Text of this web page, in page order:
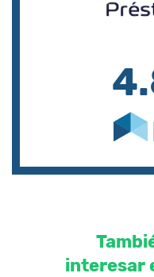
interesar